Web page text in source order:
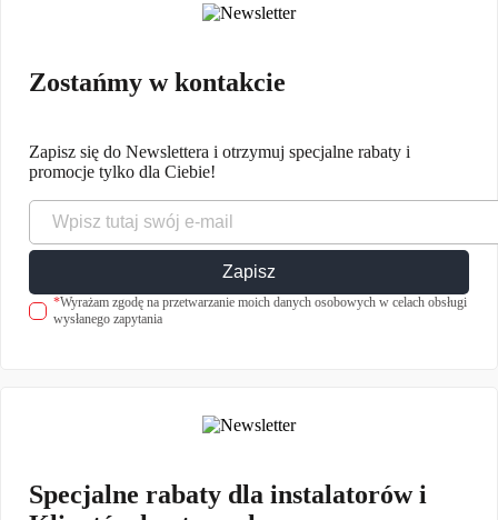
Zostańmy w kontakcie
Zapisz się do Newslettera i otrzymuj specjalne rabaty i
promocje tylko dla Ciebie!
Zapisz
*Wyrażam zgodę na przetwarzanie moich danych osobowych w celach obsługi
wysłanego zapytania
Specjalne rabaty dla instalatorów i